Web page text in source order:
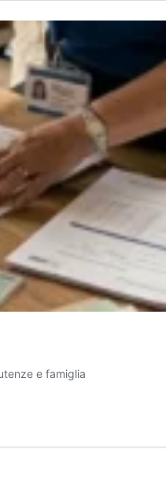
e famiglia